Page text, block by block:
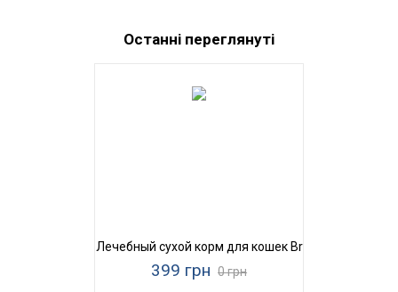
Останні переглянуті
Лечебный сухой корм для кошек Brit Grain Free
399 грн 0 грн